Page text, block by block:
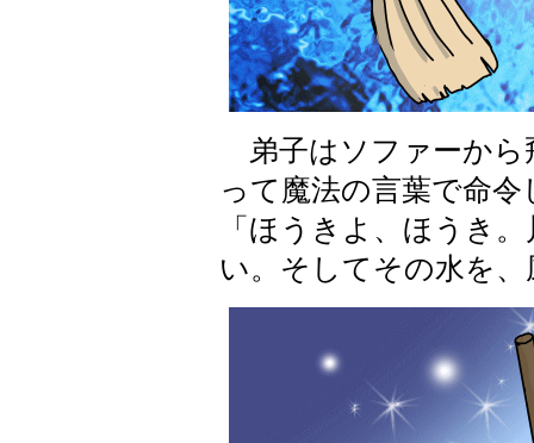
弟子はソファーから
って魔法の言葉で命令
「ほうきよ、ほうき
い。そしてその水を